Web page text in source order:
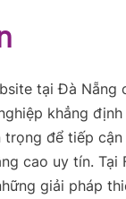
tại Đà Nẵng
khẳng
trọng để tiếp
cao uy tín. Tại
giải pháp